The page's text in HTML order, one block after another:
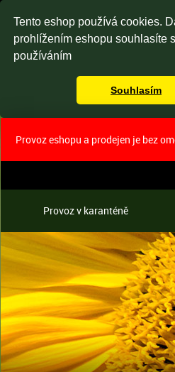
Tento eshop používá cookies.
prohlížením eshopu souhlasíte
používáním
Souhlasím
Provoz eshopu a prodejen je bez
Provoz v karanténě